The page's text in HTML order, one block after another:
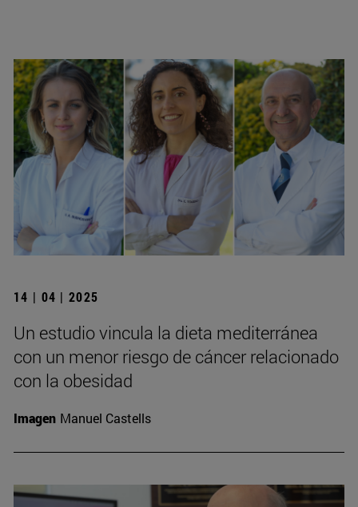
14 | 04 | 2025
Un estudio vincula la dieta mediterránea
con un menor riesgo de cáncer relacionado
con la obesidad
Imagen Manuel Castells